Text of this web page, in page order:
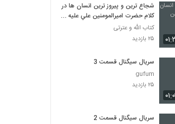
شجاع ترين و پيروز ترين انسان ها در
کلام حضرت اميرالمومنين علي عليه
السلام
کتاب الله و عترتی
۲۵ بازدید
سریال سیگنال قسمت 3
gufum
۲۵ بازدید
سریال سیگنال قسمت 2